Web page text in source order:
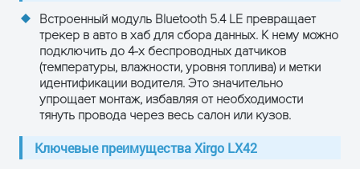
Встроенный модуль Bluetooth 5.4 LE превращает
трекер в авто в хаб для сбора данных. К нему можно
подключить до 4-х беспроводных датчиков
(температуры, влажности, уровня топлива) и метки
идентификации водителя. Это значительно
упрощает монтаж, избавляя от необходимости
тянуть провода через весь салон или кузов.
Ключевые преимущества Xirgo LX42